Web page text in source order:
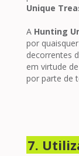
Unique
A Hunting
por
decorrentes
em virtude
por parte de
7.